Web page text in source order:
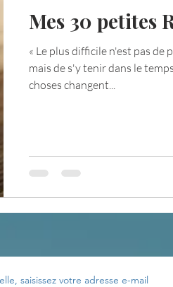
Mes 30 petites
« Le plus difficile n'est pas
mais de s'y tenir dans le
choses changent...
saisissez votre adresse e-mail